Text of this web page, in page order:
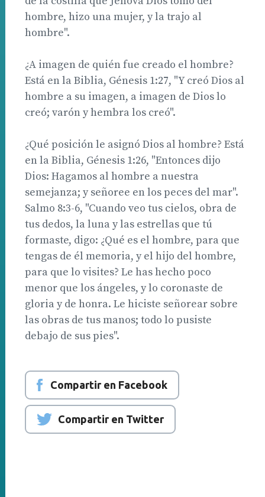
hombre, hizo una mujer, y la trajo al
hombre".
¿A imagen de quién fue creado el hombre?
Está en la Biblia, Génesis 1:27, "Y creó Dios al
hombre a su imagen, a imagen de Dios lo
creó; varón y hembra los creó".
¿Qué posición le asignó Dios al hombre? Está
en la Biblia, Génesis 1:26, "Entonces dijo
Dios: Hagamos al hombre a nuestra
semejanza; y señoree en los peces del mar".
Salmo 8:3-6, "Cuando veo tus cielos, obra de
tus dedos, la luna y las estrellas que tú
formaste, digo: ¿Qué es el hombre, para que
tengas de él memoria, y el hijo del hombre,
para que lo visites? Le has hecho poco
menor que los ángeles, y lo coronaste de
gloria y de honra. Le hiciste señorear sobre
las obras de tus manos; todo lo pusiste
debajo de sus pies".
Compartir en Facebook
Compartir en Twitter